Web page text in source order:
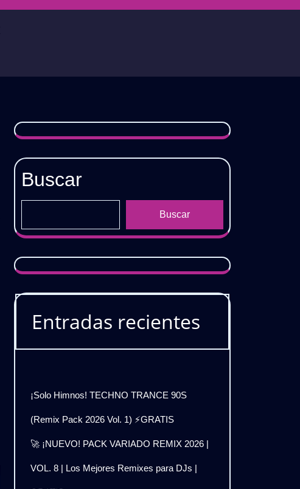
Buscar
Buscar
Entradas recientes
¡Solo Himnos! TECHNO TRANCE 90S
(Remix Pack 2026 Vol. 1) ⚡GRATIS
🚀 ¡NUEVO! PACK VARIADO REMIX 2026 |
VOL. 8 | Los Mejores Remixes para DJs |